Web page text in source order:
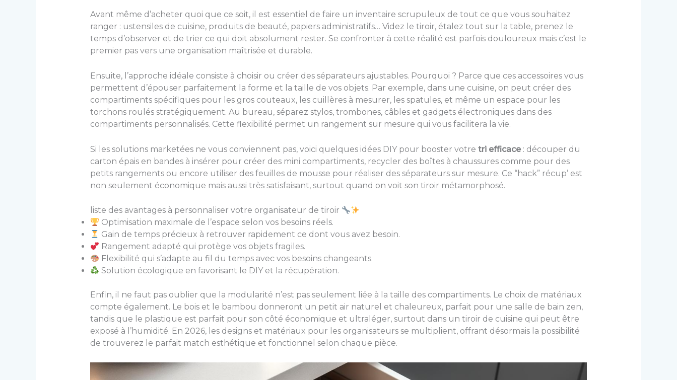
Avant même d’acheter quoi que ce soit, il est essentiel de faire un inventaire scrupuleux de tout ce que vous souhaitez
ranger : ustensiles de cuisine, produits de beauté, papiers administratifs… Videz le tiroir, étalez tout sur la table, prenez le
temps d’observer et de trier ce qui doit absolument rester. Se confronter à cette réalité est parfois douloureux mais c’est le
premier pas vers une organisation maîtrisée et durable.
Ensuite, l’approche idéale consiste à choisir ou créer des séparateurs ajustables. Pourquoi ? Parce que ces accessoires vous
permettent d’épouser parfaitement la forme et la taille de vos objets. Par exemple, dans une cuisine, on peut créer des
compartiments spécifiques pour les gros couteaux, les cuillères à mesurer, les spatules, et même un espace pour les
torchons roulés stratégiquement. Au bureau, séparez stylos, trombones, câbles et gadgets électroniques dans des
compartiments personnalisés. Cette flexibilité permet un rangement sur mesure qui vous facilitera la vie.
Si les solutions marketées ne vous conviennent pas, voici quelques idées DIY pour booster votre tri efficace: découper du
carton épais en bandes à insérer pour créer des mini compartiments, recycler des boîtes à chaussures comme pour des
petits rangements ou encore utiliser des feuilles de mousse pour réaliser des séparateurs sur mesure. Ce “hack” récup’ est
non seulement économique mais aussi très satisfaisant, surtout quand on voit son tiroir métamorphosé.
liste des avantages à personnaliser votre organisateur de tiroir
Optimisation maximale de l’espace selon vos besoins réels.
Gain de temps précieux à retrouver rapidement ce dont vous avez besoin.
Rangement adapté qui protège vos objets fragiles.
Flexibilité qui s’adapte au fil du temps avec vos besoins changeants.
Solution écologique en favorisant le DIY et la récupération.
Enfin, il ne faut pas oublier que la modularité n’est pas seulement liée à la taille des compartiments. Le choix de matériaux
compte également. Le bois et le bambou donneront un petit air naturel et chaleureux, parfait pour une salle de bain zen,
tandis que le plastique est parfait pour son côté économique et ultraléger, surtout dans un tiroir de cuisine qui peut être
exposé à l’humidité. En 2026, les designs et matériaux pour les organisateurs se multiplient, offrant désormais la possibilité
de trouverez le parfait match esthétique et fonctionnel selon chaque pièce.